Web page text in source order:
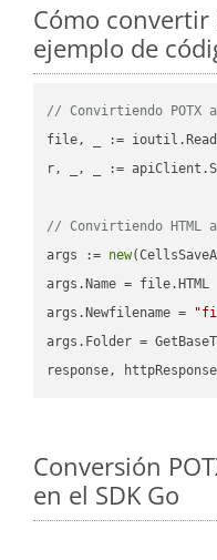
Cómo convertir
ejemplo de
// Convirtiendo POTX a
file, _ :=
r, _, _ :=
// Convirtiendo HTML a
args := new
args.Name = file.HTML
args.Newfilename =
args.Folder =
Conversión
en el SDK Go